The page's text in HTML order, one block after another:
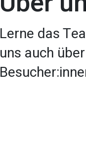
Lerne das
uns auch